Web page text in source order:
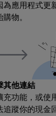
應用程式更
物。
其他連結
功能，或使
蹤你的現金